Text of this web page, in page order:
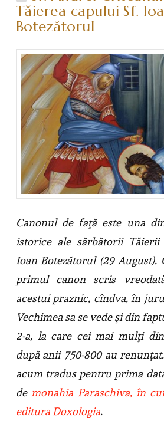
Tăierea capului Sf.
Botezătorul
Canonul de faţă este una
istorice ale sărbătorii
Ioan Botezătorul (29 August).
primul canon scris
acestui praznic, cîndva, în
Vechimea sa se vede şi din
2-a, la care cei mai mulţi
după anii 750-800 au
acum tradus pentru prima
de monahia Paraschiva, în
editura Doxologia.